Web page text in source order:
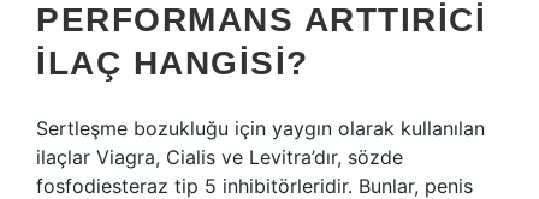
PERFORMANS ARTTIRICI
ILAÇ HANGISI?
Sertleşme bozukluğu için yaygın olarak kullanılan
ilaçlar Viagra, Cialis ve Levitra’dır, sözde
fosfodiesteraz tip 5 inhibitörleridir. Bunlar, penis